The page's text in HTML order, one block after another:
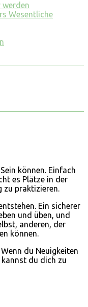
werden
Wesentliche
können. Einfach
es Plätze in der
zu praktizieren.
Ein sicherer
und üben, und
anderen, der
können.
du Neuigkeiten
du dich zu